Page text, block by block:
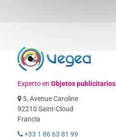
Experto enObjetos publicitarios
5, Avenue Caroline
92210 Saint-Cloud
Francia
+33 1 86 63 81 99